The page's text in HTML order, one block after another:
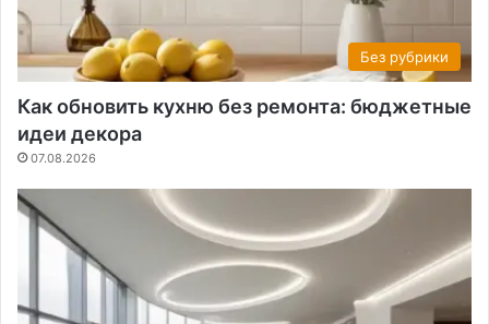
Без рубрики
Как обновить кухню без ремонта: бюджетные
идеи декора
07.08.2026